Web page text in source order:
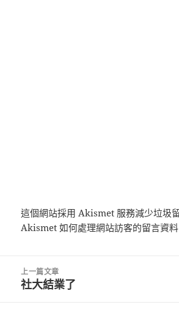
這個網站採用 Akismet 服務減少垃圾
Akismet 如何處理網站訪客的留言資料
上一篇文章
上
社大結業了